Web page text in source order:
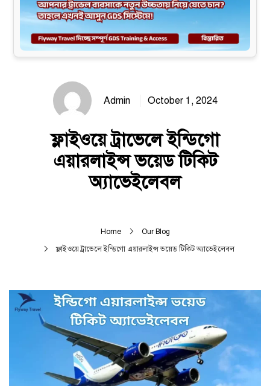
Admin October 1, 2024
ফ্লাইওয়ে ট্রাভেলে ইন্ডিগো
এয়ারলাইন্স ভয়েড টিকিট
অ্যাভেইলেবল
Home Our Blog
ফ্লাইওয়ে ট্রাভেলে ইন্ডিগো এয়ারলাইন্স ভয়েড টিকিট অ্যাভেইলেবল